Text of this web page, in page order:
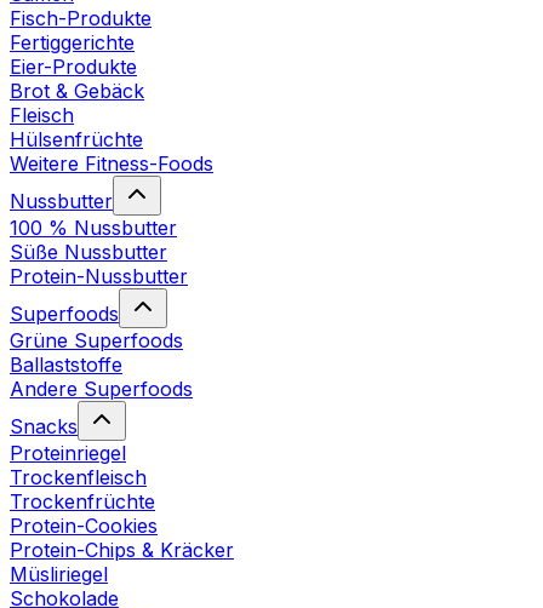
Fisch-Produkte
Fertiggerichte
Eier-Produkte
Brot & Gebäck
Fleisch
Hülsenfrüchte
Weitere Fitness-Foods
Nussbutter
100 % Nussbutter
Süße Nussbutter
Protein-Nussbutter
Superfoods
Grüne Superfoods
Ballaststoffe
Andere Superfoods
Snacks
Proteinriegel
Trockenfleisch
Trockenfrüchte
Protein-Cookies
Protein-Chips & Kräcker
Müsliriegel
Schokolade